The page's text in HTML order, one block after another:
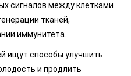
сигналов между клетками
тканей,
иммунитета.
ищут способы улучшить
и продлить